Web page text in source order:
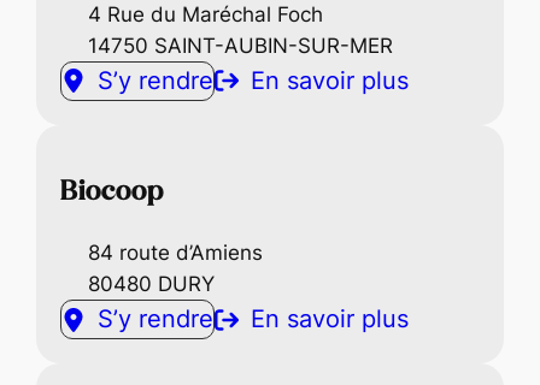
4 Rue du Maréchal Foch
14750 SAINT-AUBIN-SUR-MER
S’y rendre En savoir plus
Biocoop
84 route d’Amiens
80480 DURY
S’y rendre En savoir plus